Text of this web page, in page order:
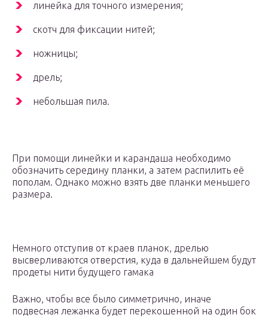
линейка для точного измерения;
скотч для фиксации нитей;
ножницы;
дрель;
небольшая пила.
При помощи линейки и карандаша необходимо
обозначить середину планки, а затем распилить её
пополам. Однако можно взять две планки меньшего
размера.
Немного отступив от краев планок, дрелью
высверливаются отверстия, куда в дальнейшем будут
продеты нити будущего гамака
Важно, чтобы все было симметрично, иначе
подвесная лежанка будет перекошенной на один бок